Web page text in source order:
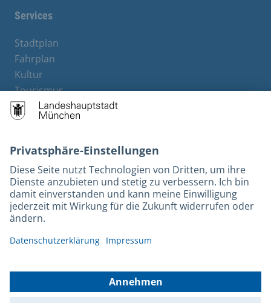
Services
Stadtplan
Fahrplan
Kultur
Tourismus
M-Strom
Bürgerservice
Rechtliches und Kontakt
Barrierefreiheit
Leichte Sprache
Gebärdensprache
Kontakt